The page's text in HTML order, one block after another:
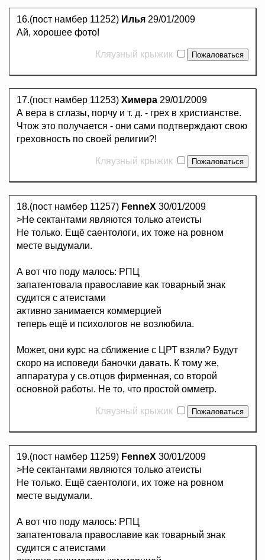
16.(пост намбер 11252) Илья 29/01/2009
Ай, хорошее фото!
Кляузный крыжик
17.(пост намбер 11253) Химера 29/01/2009
А вера в сглазы, порчу и т. д. - грех в христианстве.
Чтож это получается - они сами подтверждают свою
греховность по своей религии?!
Кляузный крыжик
18.(пост намбер 11257) FenneX 30/01/2009
>Не сектантами являются только атеисты
Не только. Ещё саентологи, их тоже на ровном
месте выдумали.
А вот что поду малось: РПЦ
запатентовала православие как товарный знак
судится с атеистами
активно занимается коммерцией
теперь ещё и психологов не возлюбила.
Может, они курс на сближение с ЦРТ взяли? Будут
скоро на исповеди баночки давать. К тому же,
аппаратура у св.отцов фирменная, со второй
основной работы. Не то, что простой омметр.
Кляузный крыжик
19.(пост намбер 11259) FenneX 30/01/2009
>Не сектантами являются только атеисты
Не только. Ещё саентологи, их тоже на ровном
месте выдумали.
А вот что поду малось: РПЦ
запатентовала православие как товарный знак
судится с атеистами